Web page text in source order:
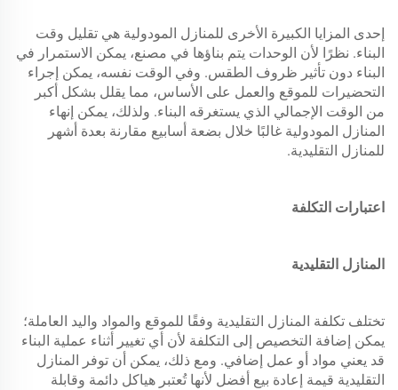
إحدى المزايا الكبيرة الأخرى للمنازل المودولية هي تقليل وقت
البناء. نظرًا لأن الوحدات يتم بناؤها في مصنع، يمكن الاستمرار في
البناء دون تأثير ظروف الطقس. وفي الوقت نفسه، يمكن إجراء
التحضيرات للموقع والعمل على الأساس، مما يقلل بشكل أكبر
من الوقت الإجمالي الذي يستغرقه البناء. ولذلك، يمكن إنهاء
المنازل المودولية غالبًا خلال بضعة أسابيع مقارنة بعدة أشهر
للمنازل التقليدية.
اعتبارات التكلفة
المنازل التقليدية
تختلف تكلفة المنازل التقليدية وفقًا للموقع والمواد واليد العاملة؛
يمكن إضافة التخصيص إلى التكلفة لأن أي تغيير أثناء عملية البناء
قد يعني مواد أو عمل إضافي. ومع ذلك، يمكن أن توفر المنازل
التقليدية قيمة إعادة بيع أفضل لأنها تُعتبر هياكل دائمة وقابلة